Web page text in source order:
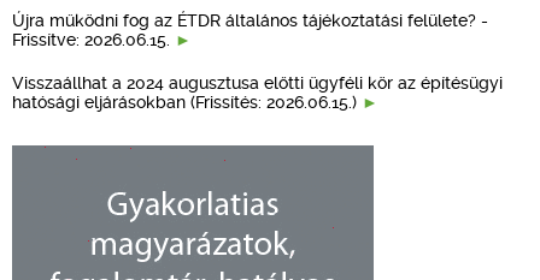
Újra működni fog az ÉTDR általános tájékoztatási felülete? -
Frissítve: 2026.06.15.
Visszaállhat a 2024 augusztusa előtti ügyféli kör az építésügyi
hatósági eljárásokban (Frissítés: 2026.06.15.)